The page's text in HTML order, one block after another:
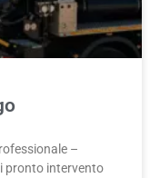
–
pronto intervento